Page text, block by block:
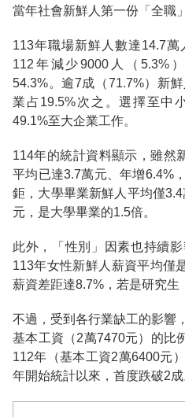
當年社會新鮮人第一份「全職
113年職場新鮮人數達14.7
112年減少9000人（5.3%
54.3%。逾7成（71.7%）新
業占19.5%次之。選擇至中
49.1%至大企業工作。
114年的統計資料顯示，雖然
平均已達3.7萬元、年增6.4%
鉅，大學畢業新鮮人平均僅
元，是大學畢業的1.5倍。
此外，「性別」因素也持續
113年女性新鮮人薪資平均僅
薪資差距達8.7%，若是研究生
不過，受到各行業缺工的影響
基本工資（2萬7470元）的比
112年（基本工資2萬6400元
年開始統計以來，首度跌破2成